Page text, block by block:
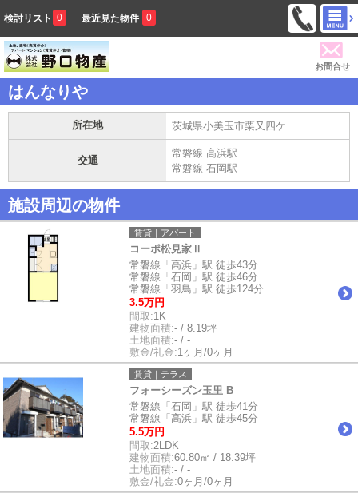
検討リスト 0 最近見た物件 0
お問合せ
はんなりや
所在地 茨城県小美玉市栗又四ケ
交通
常磐線 高浜駅
常磐線 石岡駅
施設周辺の物件
賃貸｜アパート
コーポ松見家Ⅱ
常磐線「高浜」駅 徒歩43分
常磐線「石岡」駅 徒歩46分
常磐線「羽鳥」駅 徒歩124分
3.5万円
間取:1K
建物面積:- / 8.19坪
土地面積:- / -
敷金/礼金:1ヶ月/0ヶ月
賃貸｜テラス
フォーシーズン玉里 B
常磐線「石岡」駅 徒歩41分
常磐線「高浜」駅 徒歩45分
5.5万円
間取:2LDK
建物面積:60.80㎡ / 18.39坪
土地面積:- / -
敷金/礼金:0ヶ月/0ヶ月